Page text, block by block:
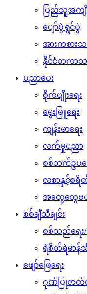
ပြည်သူ့အကျို
ပျော်ပွဲရွှင်ပွဲ
အားကစား
နိုင်ငံတကာသ
ပညာပေး
စိုက်ပျိုးရေး
မွေးမြူရေး
ကျန်းမာရေး
လက်မှုပညာ
စစ်ဘက်ဥပဒ
လစာနှင့်စရိ
အထွေထွေ
စစ်ချီသီချင်း
စစ်သည်ရေး/
ရဲစိတ်ရဲမာန်သီခ
ဖျော်ဖြေရေး
ဂုဏ်ပြုဇာတ်လ